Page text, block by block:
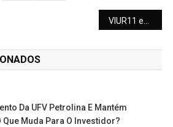
VIUR11 enfrenta nova inadimplência da Facamp em Campinas: o que esperar?
Da UFV Petrolina E Mantém
Muda Para O Investidor?